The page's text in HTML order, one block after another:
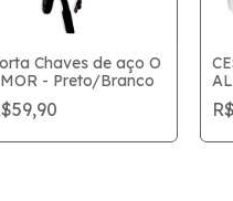
Chaves de aço O
- Preto/Branco